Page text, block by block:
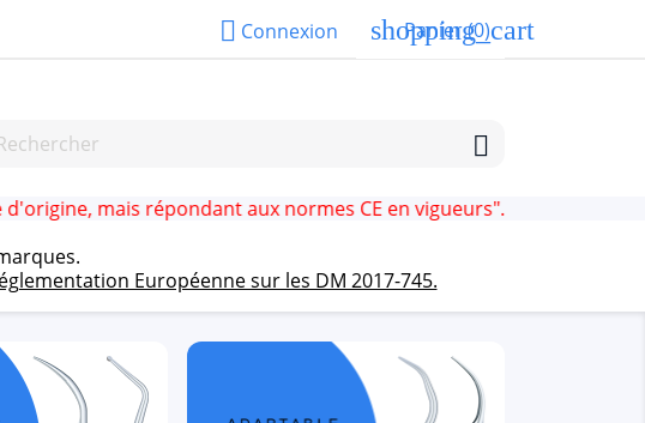
 Connexion shopping_cart
Panier(0)

répondant aux normes CE en vigueurs".
Européenne sur les DM 2017-745.